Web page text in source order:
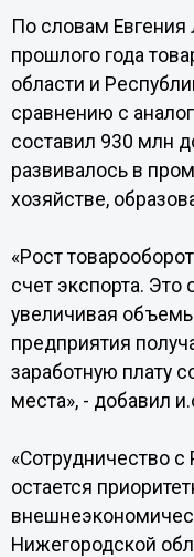
По словам
прошлого года
области и
сравнению с
составил 930 млн
развивалось в
хозяйстве,
«Рост
счет экспорта. Это
увеличивая
предприятия
заработную плату
места», - добавил
«Сотрудничество с
остается
Нижегородской